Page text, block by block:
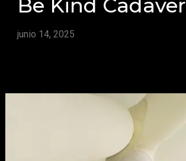
Be Kind Cadaver
junio 14, 2025